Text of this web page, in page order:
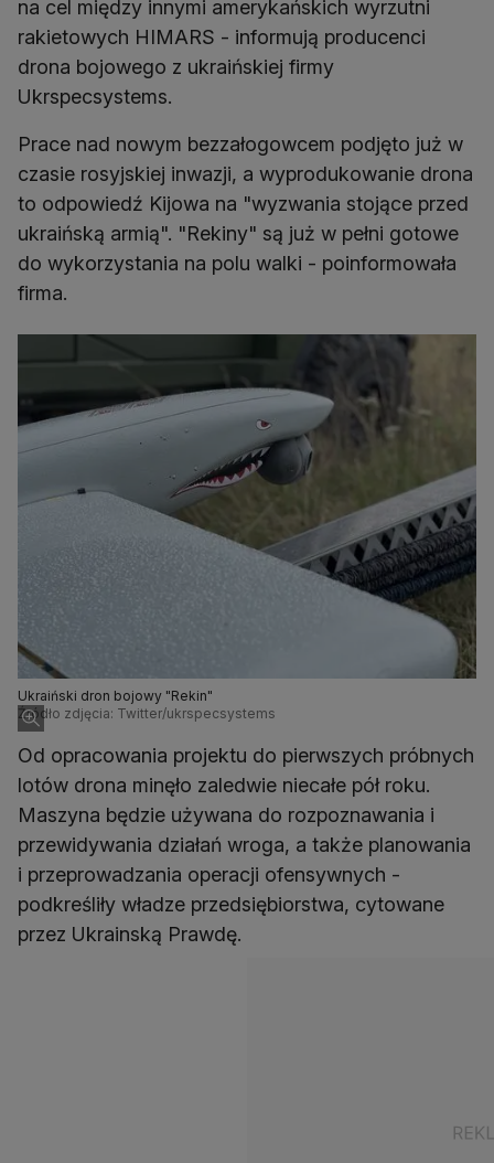
na cel między innymi amerykańskich wyrzutni
rakietowych HIMARS - informują producenci
drona bojowego z ukraińskiej firmy
Ukrspecsystems.
Prace nad nowym bezzałogowcem podjęto już w
czasie rosyjskiej inwazji, a wyprodukowanie drona
to odpowiedź Kijowa na "wyzwania stojące przed
ukraińską armią". "Rekiny" są już w pełni gotowe
do wykorzystania na polu walki - poinformowała
firma.
Ukraiński dron bojowy "Rekin"
Źródło zdjęcia: Twitter/ukrspecsystems
Od opracowania projektu do pierwszych próbnych
lotów drona minęło zaledwie niecałe pół roku.
Maszyna będzie używana do rozpoznawania i
przewidywania działań wroga, a także planowania
i przeprowadzania operacji ofensywnych -
podkreśliły władze przedsiębiorstwa, cytowane
przez Ukrainską Prawdę.